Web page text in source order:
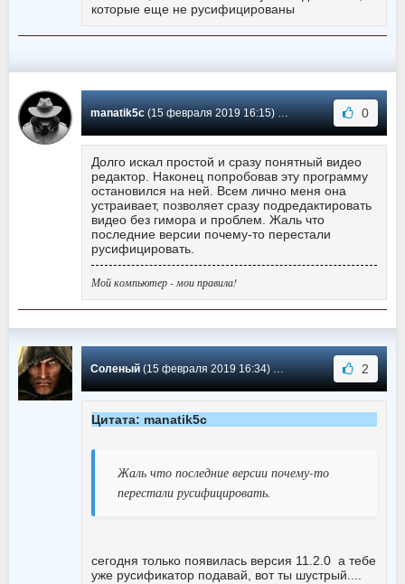
которые еще не русифицированы
manatik5c(15 февраля 2019 16:15) Сообщение #153 0
Долго искал простой и сразу понятный видео
редактор. Наконец попробовав эту программу
остановился на ней. Всем лично меня она
устраивает, позволяет сразу подредактировать
видео без гимора и проблем. Жаль что
последние версии почему-то перестали
русифицировать.
Мой компьютер - мои правила!
Соленый(15 февраля 2019 16:34) Сообщение #152 2
Цитата: manatik5c
Жаль что последние версии почему-то
перестали русифицировать.
сегодня только появилась версия 11.2.0 а тебе
уже русификатор подавай, вот ты шустрый....